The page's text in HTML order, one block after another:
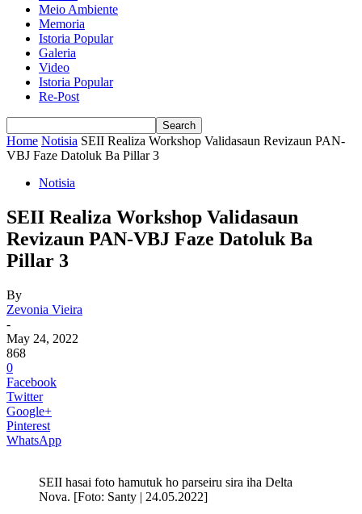
Meio Ambiente
Memoria
Istoria Popular
Galeria
Video
Istoria Popular
Re-Post
Home Notisia SEII Realiza Workshop Validasaun Revizaun PAN-
VBJ Faze Datoluk Ba Pillar 3
Notisia
SEII Realiza Workshop Validasaun
Revizaun PAN-VBJ Faze Datoluk Ba
Pillar 3
By
Zevonia Vieira
-
May 24, 2022
868
0
Facebook
Twitter
Google+
Pinterest
WhatsApp
SEII hasai foto hamutuk ho parseiru sira iha Delta
Nova. [Foto: Santy | 24.05.2022]